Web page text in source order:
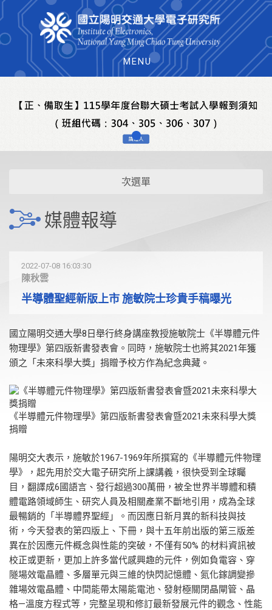
MENU
次選單
媒體報導
2022-07-08 16:03:30
陳秋雲
半導體聖經新版上市 施敏院士珍貴手稿曝光
國立陽明交通大學8日舉行終身講座教授施敏院士《半導體元件
物理學》第四版新書發表會。同時，施敏院士也將其2021年獲
頒之「未來科學大獎」捐贈予校方作為紀念典藏。
《半導體元件物理學》第四版新書發表會暨2021未來科學大獎
捐贈
陽明交大表示，施敏於1967-1969年所撰寫的《半導體元件物理
學》，起先用於交大電子研究所上課講義，很快受到全球矚
目，翻譯成6國語言、發行超過300萬冊，被全世界半導體和積
體電路領域師生、研究人員及相關產業不斷地引用，成為全球
最暢銷的「半導體界聖經」。而因應日新月異的新科技與技
術，今天發表的第四版上、下冊，與十五年前出版的第三版差
異在於因應元件概念與性能的突破，不僅有50% 的材料資訊被
校正或更新，更加上許多當代感興趣的元件，例如負電容、穿
隧場效電晶體、多層單元與三維的快閃記憶體、氮化鎵調變摻
雜場效電晶體、中間能帶太陽能電池、發射極關閉晶閘管、晶
格—溫度方程式等，完整呈現和修訂最新發展元件的觀念、性能